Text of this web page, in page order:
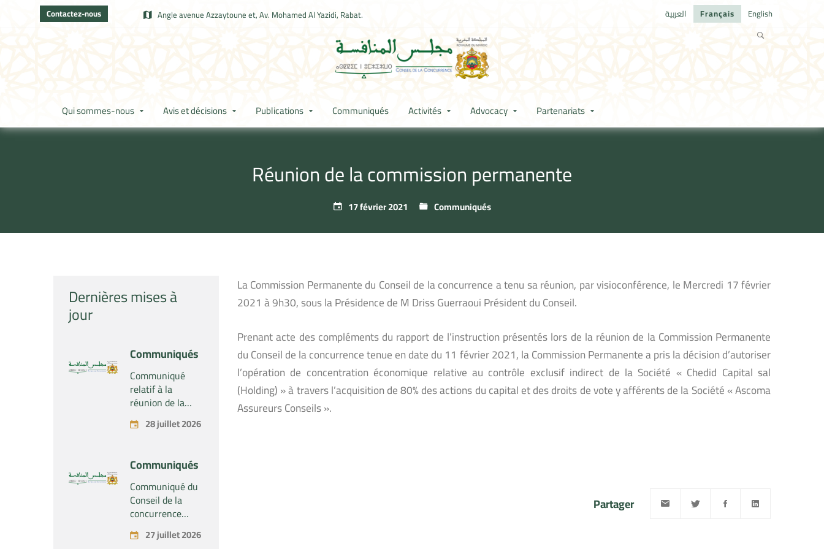
Contactez-nous Angle avenue Azzaytoune et, Av. Mohamed Al Yazidi, Rabat. العربية Français English
Qui sommes-nous Avis et décisions Publications Communiqués Activités Advocacy Partenariats
Réunion de la commission permanente
17 février 2021 Communiqués
Dernières mises à
jour
Communiqués
Communiqué
relatif à la
réunion de la
Section du
Conseil de la
Tenue le mardi
28 juillet 2026
28 juillet 2026
Communiqués
Communiqué du
Conseil de la
concurrence
relatif au projet
de concentration
27 juillet 2026
La Commission Permanente du Conseil de la concurrence a tenu sa réunion, par visioconférence, le Mercredi 17 février
2021 à 9h30, sous la Présidence de M Driss Guerraoui Président du Conseil.
Prenant acte des compléments du rapport de l’instruction présentés lors de la réunion de la Commission Permanente
du Conseil de la concurrence tenue en date du 11 février 2021, la Commission Permanente a pris la décision d’autoriser
l’opération de concentration économique relative au contrôle exclusif indirect de la Société « Chedid Capital sal
(Holding) » à travers l’acquisition de 80% des actions du capital et des droits de vote y afférents de la Société « Ascoma
Assureurs Conseils ».
Partager